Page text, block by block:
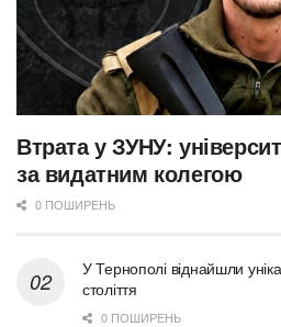
Втрата у ЗУНУ:
за видатним колегою
0 ПОШИРЕНЬ
У Тернополі віднайшли
століття
0 ПОШИРЕНЬ